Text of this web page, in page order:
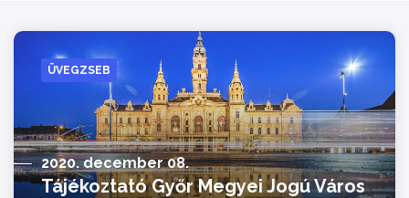
ÜVEGZSEB
2020. december 08.
Tájékoztató Győr Megyei Jogú Város